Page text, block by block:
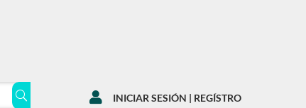
 INICIAR SESIÓN | REGÍSTRO